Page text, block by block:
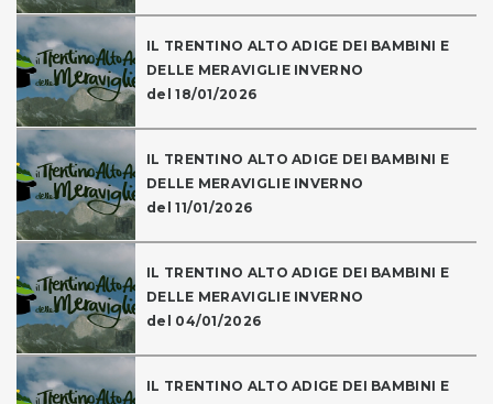
IL TRENTINO ALTO ADIGE DEI BAMBINI E
DELLE MERAVIGLIE INVERNO
del 18/01/2026
IL TRENTINO ALTO ADIGE DEI BAMBINI E
DELLE MERAVIGLIE INVERNO
del 11/01/2026
IL TRENTINO ALTO ADIGE DEI BAMBINI E
DELLE MERAVIGLIE INVERNO
del 04/01/2026
IL TRENTINO ALTO ADIGE DEI BAMBINI E